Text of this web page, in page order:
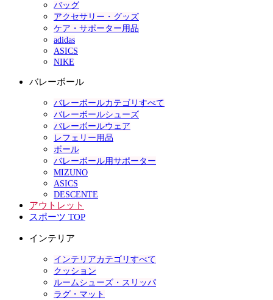
バッグ
アクセサリー・グッズ
ケア・サポーター用品
adidas
ASICS
NIKE
バレーボール
バレーボールカテゴリすべて
バレーボールシューズ
バレーボールウェア
レフェリー用品
ボール
バレーボール用サポーター
MIZUNO
ASICS
DESCENTE
アウトレット
スポーツ TOP
インテリア
インテリアカテゴリすべて
クッション
ルームシューズ・スリッパ
ラグ・マット